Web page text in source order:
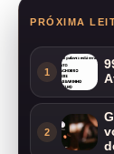
PRÓXIMA
1
2